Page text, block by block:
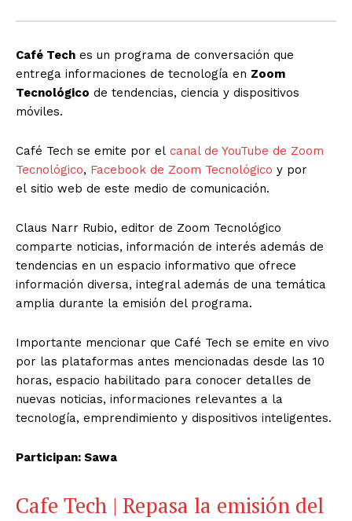
Café Tech es un programa de conversación que
entrega informaciones de tecnología en Zoom
Tecnológico de tendencias, ciencia y dispositivos
móviles.
Café Tech se emite por el canal de YouTube de Zoom
Tecnológico, Facebook de Zoom Tecnológico y por
el sitio web de este medio de comunicación.
Claus Narr Rubio, editor de Zoom Tecnológico
comparte noticias, información de interés además de
tendencias en un espacio informativo que ofrece
información diversa, integral además de una temática
amplia durante la emisión del programa.
Importante mencionar que Café Tech se emite en vivo
por las plataformas antes mencionadas desde las 10
horas, espacio habilitado para conocer detalles de
nuevas noticias, informaciones relevantes a la
tecnología, emprendimiento y dispositivos inteligentes.
Participan: Sawa
Cafe Tech | Repasa la emisión del